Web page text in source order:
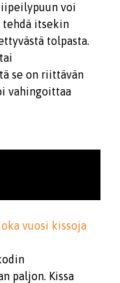
voi
tehdä itsekin
tolpasta.
se on riittävän
vahingoittaa
vuosi kissoja
paljon. Kissa